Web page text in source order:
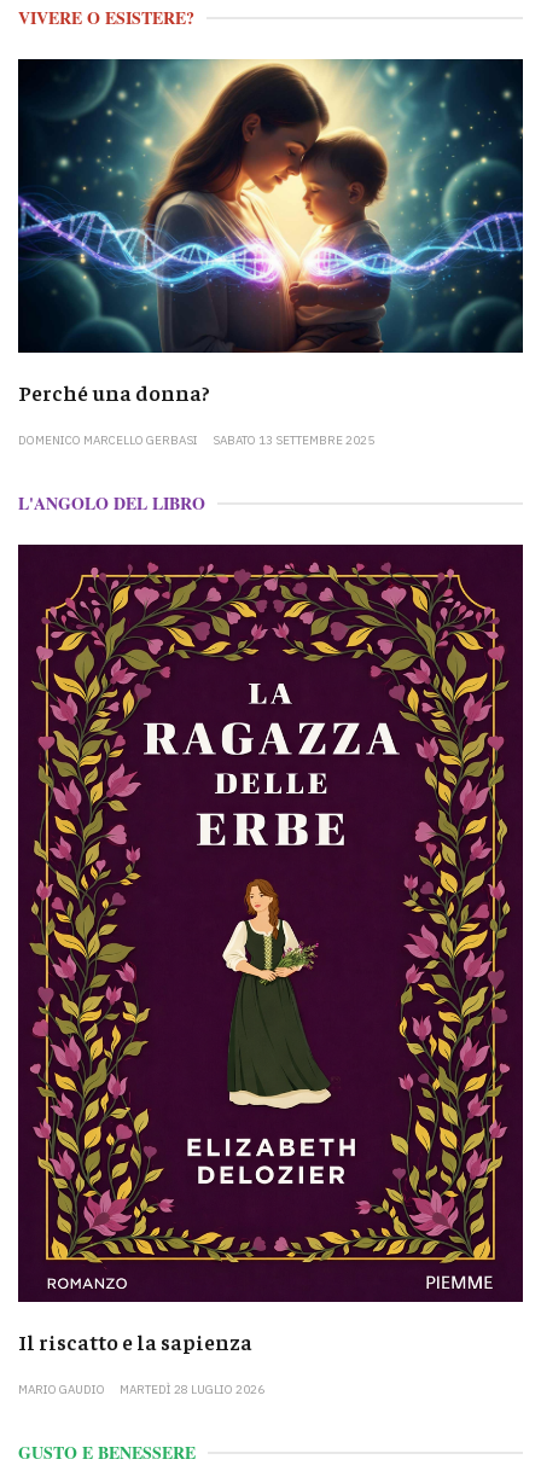
VIVERE O ESISTERE?
Perché una donna?
DOMENICO MARCELLO GERBASI SABATO 13 SETTEMBRE 2025
L'ANGOLO DEL LIBRO
Il riscatto e la sapienza
MARIO GAUDIO MARTEDÌ 28 LUGLIO 2026
GUSTO E BENESSERE